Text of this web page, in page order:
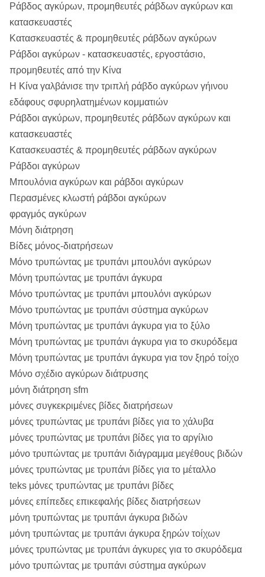
Ράβδος αγκύρων, προμηθευτές ράβδων αγκύρων και
κατασκευαστές
Κατασκευαστές & προμηθευτές ράβδων αγκύρων
Ράβδοι αγκύρων - κατασκευαστές, εργοστάσιο,
προμηθευτές από την Κίνα
Η Κίνα γαλβάνισε την τριπλή ράβδο αγκύρων γήινου
εδάφους σφυρηλατημένων κομματιών
Ράβδοι αγκύρων, προμηθευτές ράβδων αγκύρων και
κατασκευαστές
Κατασκευαστές & προμηθευτές ράβδων αγκύρων
Ράβδοι αγκύρων
Μπουλόνια αγκύρων και ράβδοι αγκύρων
Περασμένες κλωστή ράβδοι αγκύρων
φραγμός αγκύρων
Μόνη διάτρηση
Βίδες μόνος-διατρήσεων
Μόνο τρυπώντας με τρυπάνι μπουλόνι αγκύρων
Μόνη τρυπώντας με τρυπάνι άγκυρα
Μόνο τρυπώντας με τρυπάνι μπουλόνι αγκύρων
Μόνο τρυπώντας με τρυπάνι σύστημα αγκύρων
Μόνη τρυπώντας με τρυπάνι άγκυρα για το ξύλο
Μόνη τρυπώντας με τρυπάνι άγκυρα για το σκυρόδεμα
Μόνη τρυπώντας με τρυπάνι άγκυρα για τον ξηρό τοίχο
Μόνο σχέδιο αγκύρων διάτρυσης
μόνη διάτρηση sfm
μόνες συγκεκριμένες βίδες διατρήσεων
μόνες τρυπώντας με τρυπάνι βίδες για το χάλυβα
μόνες τρυπώντας με τρυπάνι βίδες για το αργίλιο
μόνο τρυπώντας με τρυπάνι διάγραμμα μεγέθους βιδών
μόνες τρυπώντας με τρυπάνι βίδες για το μέταλλο
teks μόνες τρυπώντας με τρυπάνι βίδες
μόνες επίπεδες επικεφαλής βίδες διατρήσεων
μόνη τρυπώντας με τρυπάνι άγκυρα βιδών
μόνη τρυπώντας με τρυπάνι άγκυρα ξηρών τοίχων
μόνες τρυπώντας με τρυπάνι άγκυρες για το σκυρόδεμα
μόνο τρυπώντας με τρυπάνι σύστημα αγκύρων